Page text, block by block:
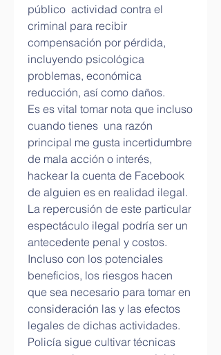
público  actividad contra el
criminal para recibir
compensación por pérdida,
incluyendo psicológica
problemas, económica
reducción, así como daños.
Es es vital tomar nota que incluso
cuando tienes  una razón
principal me gusta incertidumbre
de mala acción o interés,
hackear la cuenta de Facebook
de alguien es en realidad ilegal.
La repercusión de este particular
espectáculo ilegal podría ser un
antecedente penal y costos.
Incluso con los potenciales
beneficios, los riesgos hacen
que sea necesario para tomar en
consideración las y las efectos
legales de dichas actividades.
Policía sigue cultivar técnicas